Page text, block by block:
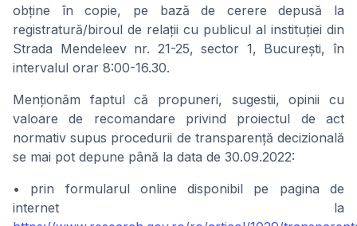
obține în copie, pe bază de cerere depusă la
registratură/biroul de relații cu publicul al instituției din
Strada Mendeleev nr. 21-25, sector 1, București, în
intervalul orar 8:00-16.30.
Menționăm faptul că propuneri, sugestii, opinii cu
valoare de recomandare privind proiectul de act
normativ supus procedurii de transparență decizională
se mai pot depune până la data de 30.09.2022:
• prin formularul online disponibil pe pagina de
internet la